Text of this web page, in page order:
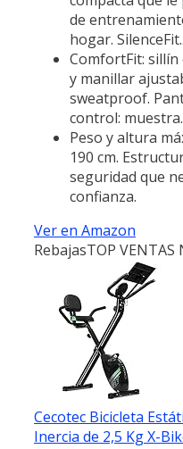
de
hogar.
ComfortFit: sillín
y manillar
sweatproof.
control:
Peso y altura
190 cm.
seguridad que
confianza.
Ver en Amazon
RebajasTOP VENTAS
Cecotec Bicicleta
Inercia de 2,5 Kg X-